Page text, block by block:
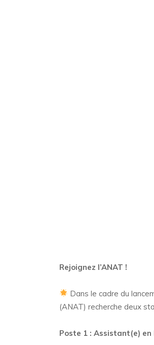
Rejoignez l’ANAT !
Dans le cadre du
(ANAT) recherche deux
Poste 1 : Assistant(e)